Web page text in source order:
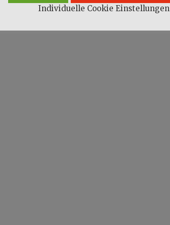
Individuelle Cookie Einstellungen